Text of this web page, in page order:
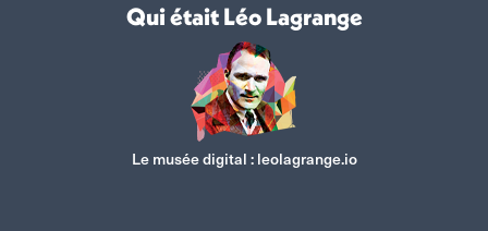
Qui était Léo Lagrange
Le musée digital : leolagrange.io